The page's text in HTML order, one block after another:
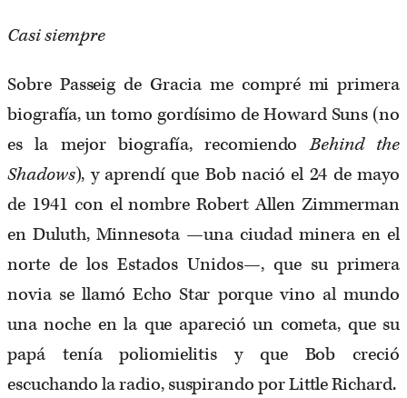
Casi siempre
Sobre Passeig de Gracia me compré mi primera
biografía, un tomo gordísimo de Howard Suns (no
es la mejor biografía, recomiendoBehind the
Shadows), y aprendí que Bob nació el 24 de mayo
de 1941 con el nombre Robert Allen Zimmerman
en ​Duluth​, Minnesota —una​ ciudad minera en el
norte de los Estados Unidos—, que su primera
novia se llamó Echo Star porque vino al mundo
una noche en la que apareció un cometa, que su
papá tenía poliomielitis y que Bob creció
escuchando la radio, suspirando por Little Richard.